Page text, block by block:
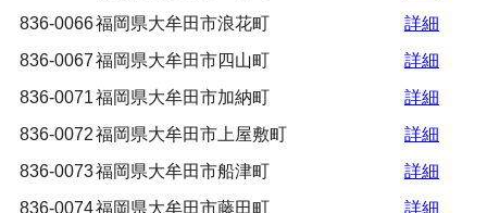
836-0066福岡県大牟田市浪花町
詳細
836-0067福岡県大牟田市四山町
詳細
836-0071福岡県大牟田市加納町
詳細
836-0072福岡県大牟田市上屋敷町
詳細
836-0073福岡県大牟田市船津町
詳細
836-0074福岡県大牟田市藤田町
詳細